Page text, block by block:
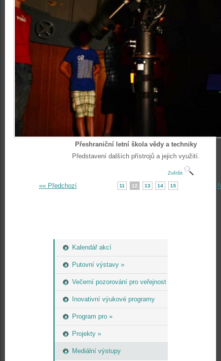
Kalendář akcí
Putovní výstavy »
Večerní pozorování pro veřejnost
Inovativní výukové programy
Program pro »
Projekty »
Mediální výstupy
Přeshraniční letní škola vědy a techniky
Představení dalších přístrojů a jejich využití.
Zvětšit
«« Předchozí 11 12 13 14 15